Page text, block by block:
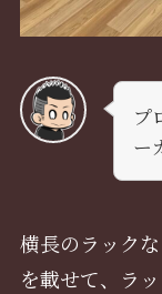
プ
ー
横長のラック
を載せて、ラ